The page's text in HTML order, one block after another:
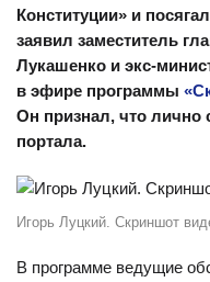
Конституции» и
заявил заместитель
Лукашенко и экс-
в эфире программы
Он признал, что лично
портала.
Игорь Луцкий. Скриншот
В программе ведущие